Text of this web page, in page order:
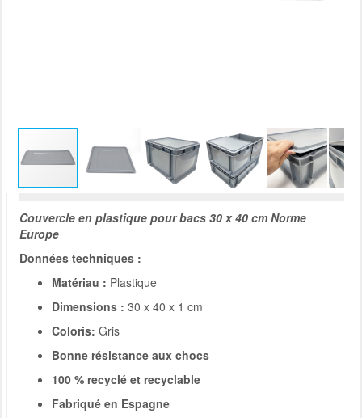
Couvercle en plastique pour bacs 30 x 40 cm Norme
Europe
Données techniques :
Matériau : Plastique
Dimensions : 30 x 40 x 1 cm
Coloris: Gris
Bonne résistance aux chocs
100 % recyclé et recyclable
Fabriqué en Espagne